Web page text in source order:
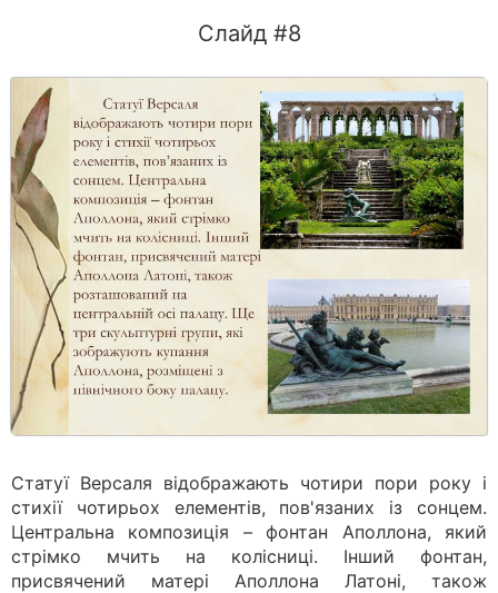
Слайд #8
Статуї Версаля відображають чотири пори року і
стихії чотирьох елементів, пов'язаних із сонцем.
Центральна композиція – фонтан Аполлона, який
стрімко мчить на колісниці. Інший фонтан,
присвячений матері Аполлона Латоні, також